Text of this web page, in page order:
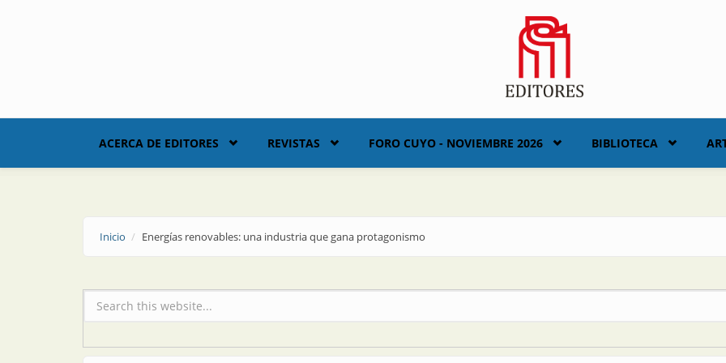
ACERCA DE EDITORES REVISTAS FORO CUYO - NOVIEMBRE 2026 BIBLIOTECA
Inicio Energías renovables: una industria que gana protagonismo
Formulario de búsqueda